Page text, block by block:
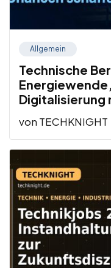
Allgemein
Technische
Digitalisierung
von TECHKNIGHT